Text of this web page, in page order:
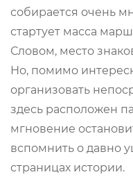
собирается очень
стартует масса
Словом, место
Но, помимо
организовать
здесь расположен
мгновение
вспомнить о давно
страницах истории.